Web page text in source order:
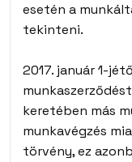
esetén a
tekinteni.
2017. január 1-
keretében más
munkavégzés
törvény, ez